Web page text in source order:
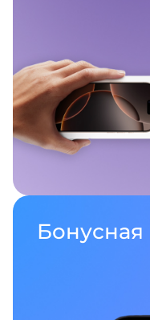
Бонусная